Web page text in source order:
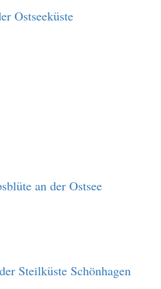
Ostseeküste
an der Ostsee
Steilküste Schönhagen